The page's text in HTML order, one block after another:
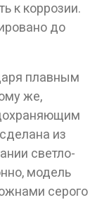
к коррозии.
до
плавным
же,
из
светло-
модель
серого